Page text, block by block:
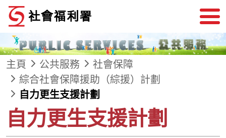
跳到內容
主頁 公共服務
社會保障
綜合社會保障援助（綜援）計劃
自力更生支援計劃
自力更生支援計劃